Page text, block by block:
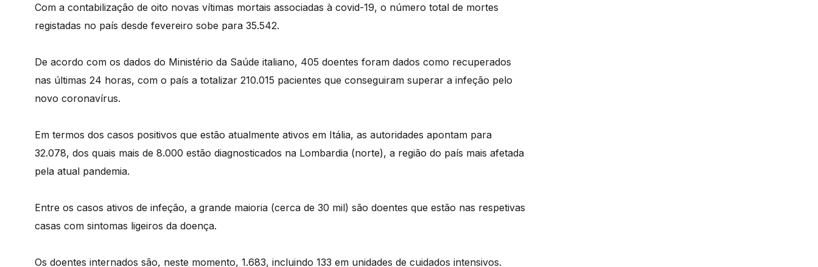
Com a contabilização de oito novas vítimas mortais associadas à covid-19, o número total de mortes
registadas no país desde fevereiro sobe para 35.542.
De acordo com os dados do Ministério da Saúde italiano, 405 doentes foram dados como recuperados
nas últimas 24 horas, com o país a totalizar 210.015 pacientes que conseguiram superar a infeção pelo
novo coronavírus.
Em termos dos casos positivos que estão atualmente ativos em Itália, as autoridades apontam para
32.078, dos quais mais de 8.000 estão diagnosticados na Lombardia (norte), a região do país mais afetada
pela atual pandemia.
Entre os casos ativos de infeção, a grande maioria (cerca de 30 mil) são doentes que estão nas respetivas
casas com sintomas ligeiros da doença.
Os doentes internados são, neste momento, 1.683, incluindo 133 em unidades de cuidados intensivos.